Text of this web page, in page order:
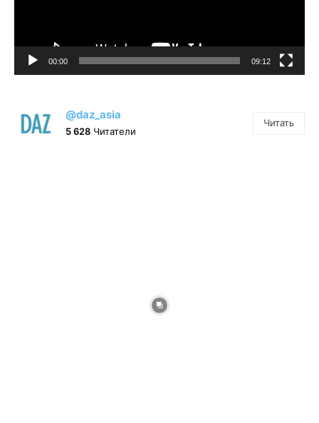
00:00 09:12
@daz_asia
5 628 Читатели
Читать